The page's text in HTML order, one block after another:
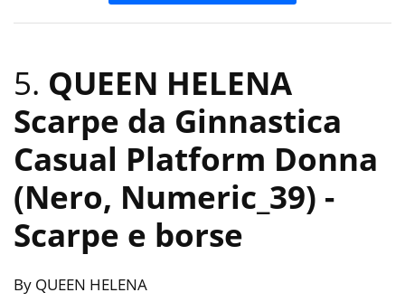
5. QUEEN HELENA
Scarpe da Ginnastica
Casual Platform Donna
(Nero, Numeric_39) -
Scarpe e borse
By QUEEN HELENA